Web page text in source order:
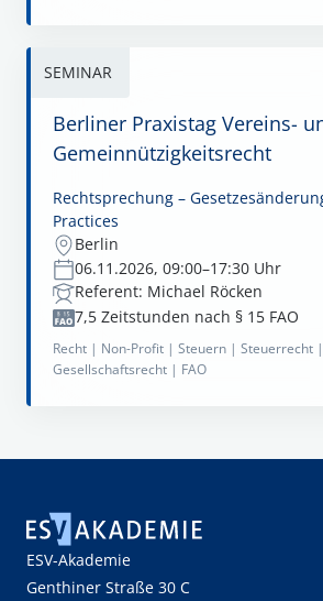
SEMINAR
Berliner Praxistag Vereins-
Gemeinnützigkeitsrecht
Rechtsprechung –
Practices
Berlin
06.11.2026, 09:00–17:30 Uhr
Referent: Michael Röcken
7,5 Zeitstunden nach § 15 FAO
Recht | Non-Profit | Steuern | Steuerrecht |
Gesellschaftsrecht | FAO
ESV-Akademie
Genthiner Straße 30 C